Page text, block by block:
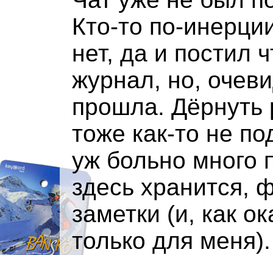
Кто-то по-
нет, да и постил
журнал, но,
прошла. Дёрнуть
тоже как-то не
уж больно много
здесь хранится,
заметки (и, как
только для меня).